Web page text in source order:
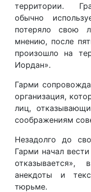
территории.
обычно
потеряло свою
мнению, после
произошло на
Иордан».
Гарми
организация,
лиц,
соображениям
Незадолго до
Гарми начал
анекдоты и
тюрьме.